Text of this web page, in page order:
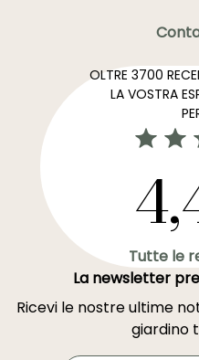
OLTRE 3700
LA VOSTRA
Tutte le
La newsletter
Ricevi le nostre ultime
giardino